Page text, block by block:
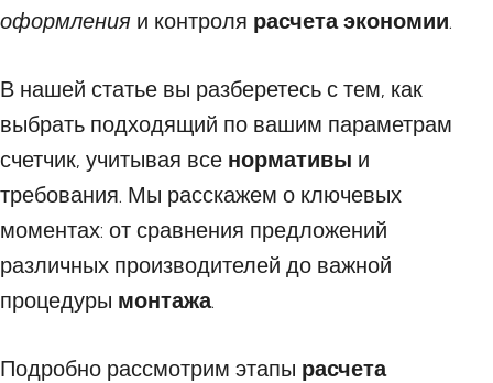
оформления и контроля расчета экономии.
В нашей статье вы разберетесь с тем, как
выбрать подходящий по вашим параметрам
счетчик, учитывая все нормативы и
требования. Мы расскажем о ключевых
моментах: от сравнения предложений
различных производителей до важной
процедуры монтажа.
Подробно рассмотрим этапы расчета